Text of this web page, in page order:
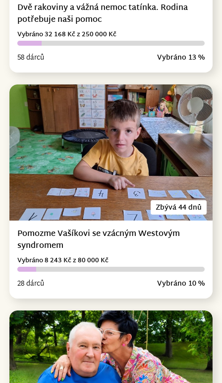
Dvě rakoviny a vážná nemoc tatínka. Rodina
potřebuje naši pomoc
58 dárců Vybráno 13 %
Vybráno 32 168 Kč z 250 000 Kč
Zbývá 44 dnů
Pomozme Vašíkovi se vzácným Westovým
syndromem
28 dárců Vybráno 10 %
Vybráno 8 243 Kč z 80 000 Kč